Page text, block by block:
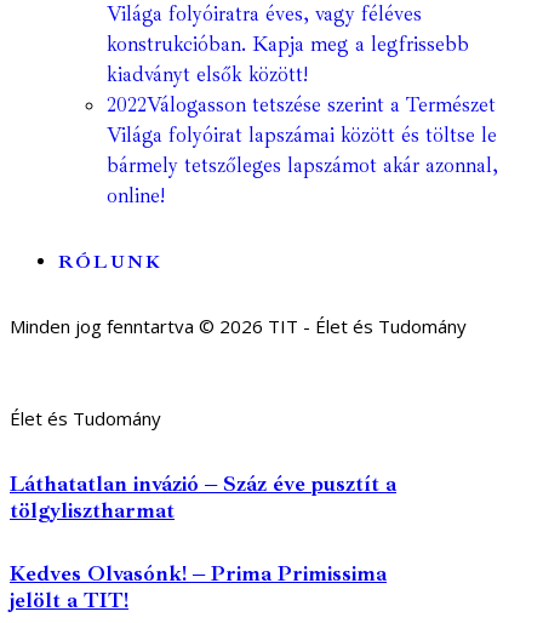
Világa folyóiratra éves, vagy féléves
konstrukcióban. Kapja meg a legfrissebb
kiadványt elsők között!
2022Válogasson tetszése szerint a Természet
Világa folyóirat lapszámai között és töltse le
bármely tetszőleges lapszámot akár azonnal,
online!
RÓLUNK
Minden jog fenntartva © 2026 TIT - Élet és Tudomány
Élet és Tudomány
Láthatatlan invázió – Száz éve pusztít a
tölgylisztharmat
Kedves Olvasónk! – Prima Primissima
jelölt a TIT!